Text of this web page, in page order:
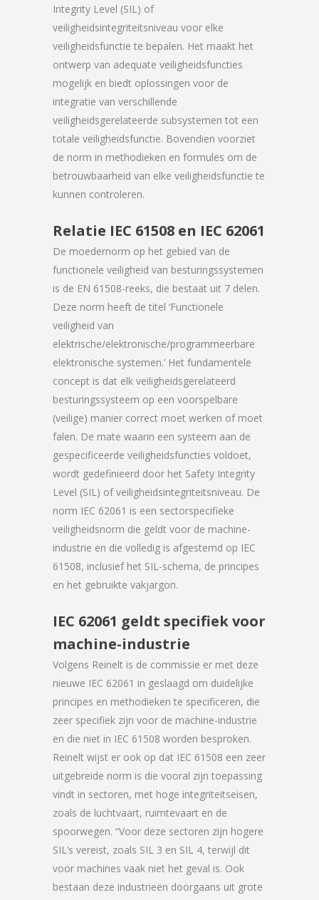
Integrity Level (SIL) of
veiligheidsintegriteitsniveau voor elke
veiligheidsfunctie te bepalen. Het maakt het
ontwerp van adequate veiligheidsfuncties
mogelijk en biedt oplossingen voor de
integratie van verschillende
veiligheidsgerelateerde subsystemen tot een
totale veiligheidsfunctie. Bovendien voorziet
de norm in methodieken en formules om de
betrouwbaarheid van elke veiligheidsfunctie te
kunnen controleren.
Relatie IEC 61508 en IEC 62061
De moedernorm op het gebied van de
functionele veiligheid van besturingssystemen
is de EN 61508-reeks, die bestaat uit 7 delen.
Deze norm heeft de titel ‘Functionele
veiligheid van
elektrische/elektronische/programmeerbare
elektronische systemen.’ Het fundamentele
concept is dat elk veiligheidsgerelateerd
besturingssysteem op een voorspelbare
(veilige) manier correct moet werken of moet
falen. De mate waarin een systeem aan de
gespecificeerde veiligheidsfuncties voldoet,
wordt gedefinieerd door het Safety Integrity
Level (SIL) of veiligheidsintegriteitsniveau. De
norm IEC 62061 is een sectorspecifieke
veiligheidsnorm die geldt voor de machine-
industrie en die volledig is afgestemd op IEC
61508, inclusief het SIL-schema, de principes
en het gebruikte vakjargon.
IEC 62061 geldt specifiek voor
machine-industrie
Volgens Reinelt is de commissie er met deze
nieuwe IEC 62061 in geslaagd om duidelijke
principes en methodieken te specificeren, die
zeer specifiek zijn voor de machine-industrie
en die niet in IEC 61508 worden besproken.
Reinelt wijst er ook op dat IEC 61508 een zeer
uitgebreide norm is die vooral zijn toepassing
vindt in sectoren, met hoge integriteitseisen,
zoals de luchtvaart, ruimtevaart en de
spoorwegen. “Voor deze sectoren zijn hogere
SIL’s vereist, zoals SIL 3 en SIL 4, terwijl dit
voor machines vaak niet het geval is. Ook
bestaan deze industrieën doorgaans uit grote